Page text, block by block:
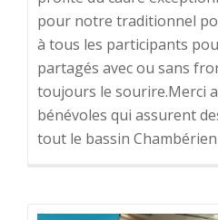
pour notre traditionnel
à tous les participants
partagés avec ou sans
toujours le sourire.Merci
bénévoles qui assurent
tout le bassin